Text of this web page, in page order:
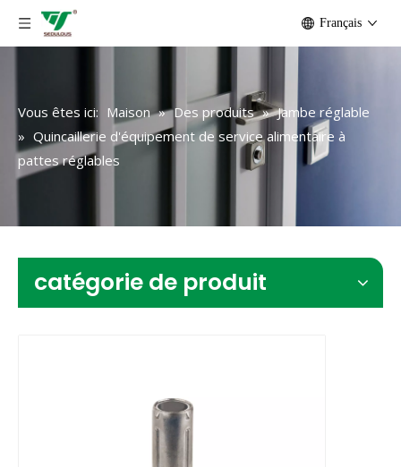
Français
Vous êtes ici: Maison » Des produits » Jambe réglable
» Quincaillerie d'équipement de service alimentaire à
pattes réglables
catégorie de produit